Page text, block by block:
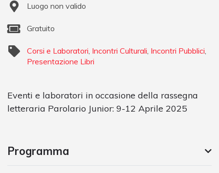
Luogo non valido
Gratuito
Corsi e Laboratori Incontri Culturali Incontri Pubblici
Presentazione Libri
Eventi e laboratori in occasione della rassegna
letteraria Parolario Junior: 9-12 Aprile 2025
Programma